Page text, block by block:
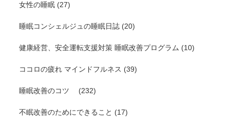
女性の睡眠 (27)
睡眠コンシェルジュの睡眠日誌 (20)
健康経営、安全運転支援対策 睡眠改善プログラム (10)
ココロの疲れ マインドフルネス (39)
睡眠改善のコツ (232)
不眠改善のためにできること (17)